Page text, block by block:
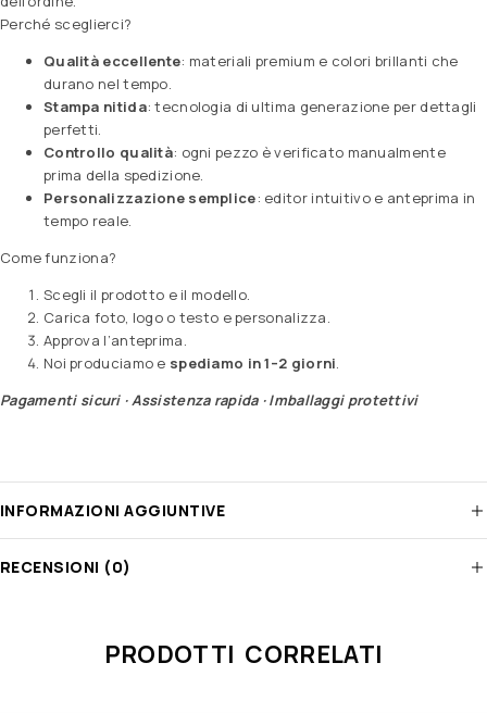
Perché sceglierci?
Qualità eccellente: materiali premium e colori brillanti che
durano nel tempo.
Stampa nitida: tecnologia di ultima generazione per dettagli
perfetti.
Controllo qualità: ogni pezzo è verificato manualmente
prima della spedizione.
Personalizzazione semplice: editor intuitivo e anteprima in
tempo reale.
Come funziona?
Scegli il prodotto e il modello.
Carica foto, logo o testo e personalizza.
Approva l’anteprima.
Noi produciamo e spediamo in 1–2 giorni.
Pagamenti sicuri · Assistenza rapida · Imballaggi protettivi
INFORMAZIONI AGGIUNTIVE
RECENSIONI (0)
PRODOTTI CORRELATI